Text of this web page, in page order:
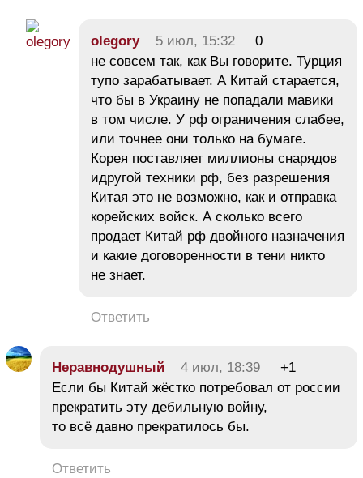
olegory 5 июл, 15:32
0
не совсем так, как Вы говорите. Турция
тупо зарабатывает. А Китай старается,
что бы в Украину не попадали мавики
в том числе. У рф ограничения слабее,
или точнее они только на бумаге.
Корея поставляет миллионы снарядов
идругой техники рф, без разрешения
Китая это не возможно, как и отправка
корейских войск. А сколько всего
продает Китай рф двойного назначения
и какие договоренности в тени никто
не знает.
Ответить
Неравнодушный 4 июл, 18:39
+1
Если бы Китай жёстко потребовал от россии
прекратить эту дебильную войну,
то всё давно прекратилось бы.
Ответить